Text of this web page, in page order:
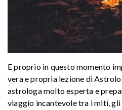
E proprio in questo momento
vera e propria lezione di
astrologa molto esperta e
viaggio incantevole tra i miti,